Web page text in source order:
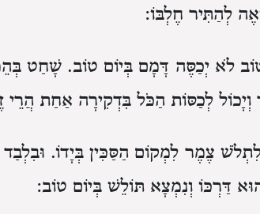
לְהַתִּיר חֶלְבּוֹ:
לֹא יְכַסֶּה דָּמָם בְּיוֹם טוֹב. שָׁחַט
לְכַסּוֹת הַכֹּל בִּדְקִירָה אַחַת הֲרֵי
צֶמֶר לִמְקוֹם הַסַּכִּין בְּיָדוֹ.
דַּרְכּוֹ וְנִמְצָא תּוֹלֵשׁ בְּיוֹם טוֹב: